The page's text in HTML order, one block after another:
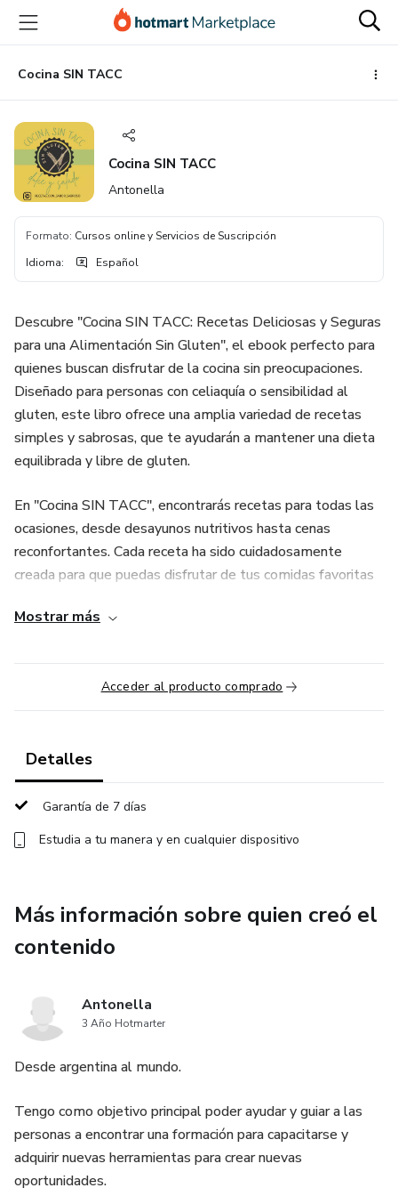
principal
página
de
página
Cocina SIN TACC
Cocina SIN TACC
Antonella
Formato: Cursos online y Servicios de Suscripción
Idioma: Español
Descubre "Cocina SIN TACC: Recetas Deliciosas y Seguras
para una Alimentación Sin Gluten", el ebook perfecto para
quienes buscan disfrutar de la cocina sin preocupaciones.
Diseñado para personas con celiaquía o sensibilidad al
gluten, este libro ofrece una amplia variedad de recetas
simples y sabrosas, que te ayudarán a mantener una dieta
equilibrada y libre de gluten.
En "Cocina SIN TACC", encontrarás recetas para todas las
ocasiones, desde desayunos nutritivos hasta cenas
reconfortantes. Cada receta ha sido cuidadosamente
creada para que puedas disfrutar de tus comidas favoritas
utilizados son accesibles y fáciles de encontrar, lo que hace
persona que quiera cocinar sin gluten.
¿Qué encontrarás en este ebook?
Recetas sin gluten: Todas las recetas están 100% libres
de gluten, con alternativas a ingredientes tradicionales
para asegurar que tu alimentación sea segura y deliciosa.
Desayunos, almuerzos y cenas: Un menú completo para tu
Postres irresistibles: Desde galletas hasta tortas sin
gluten, perfectos para satisfacer tus antojos sin
Ingredientes accesibles: Consejos sobre cómo sustituir
ingredientes y dónde conseguir productos sin gluten
claras para que cocines de forma segura en una cocina
compartida con personas que consumen gluten.
Este ebook no solo es una colección de recetas, sino
Mostrar más
Acceder al producto comprado
Detalles
Garantía de 7 días
Estudia a tu manera y en cualquier dispositivo
Más información sobre quien creó el
contenido
Antonella
3 Año Hotmarter
Desde argentina al mundo.
Tengo como objetivo principal poder ayudar y guiar a las
personas a encontrar una formación para capacitarse y
adquirir nuevas herramientas para crear nuevas
oportunidades.